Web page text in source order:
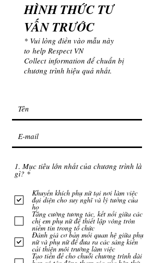
HÌNH THỨC TƯ
VẤN TRƯỚC
* Vui lòng điền vào mẫu này
to help Respect VN
Collect information để chuẩn bị
chương trình hiệu quả nhất.
1. Mục tiêu lớn nhất của chương trình là
gì? *B
b
u
ộ
c
Khuyến khích phụ nữ tại nơi làm việc
đại diện cho suy nghĩ và lý tưởng của
họ
Tăng cường tương tác, kết nối giữa các
chị em phụ nữ để thiết lập vòng tròn
niềm tin trong tổ chức
Đánh giá cơ bản mối quan hệ giữa phụ
nữ và phụ nữ để đưa ra các sáng kiến
cải thiện môi trường làm việc
Tạo tiền đề cho chuỗi chương trình dài